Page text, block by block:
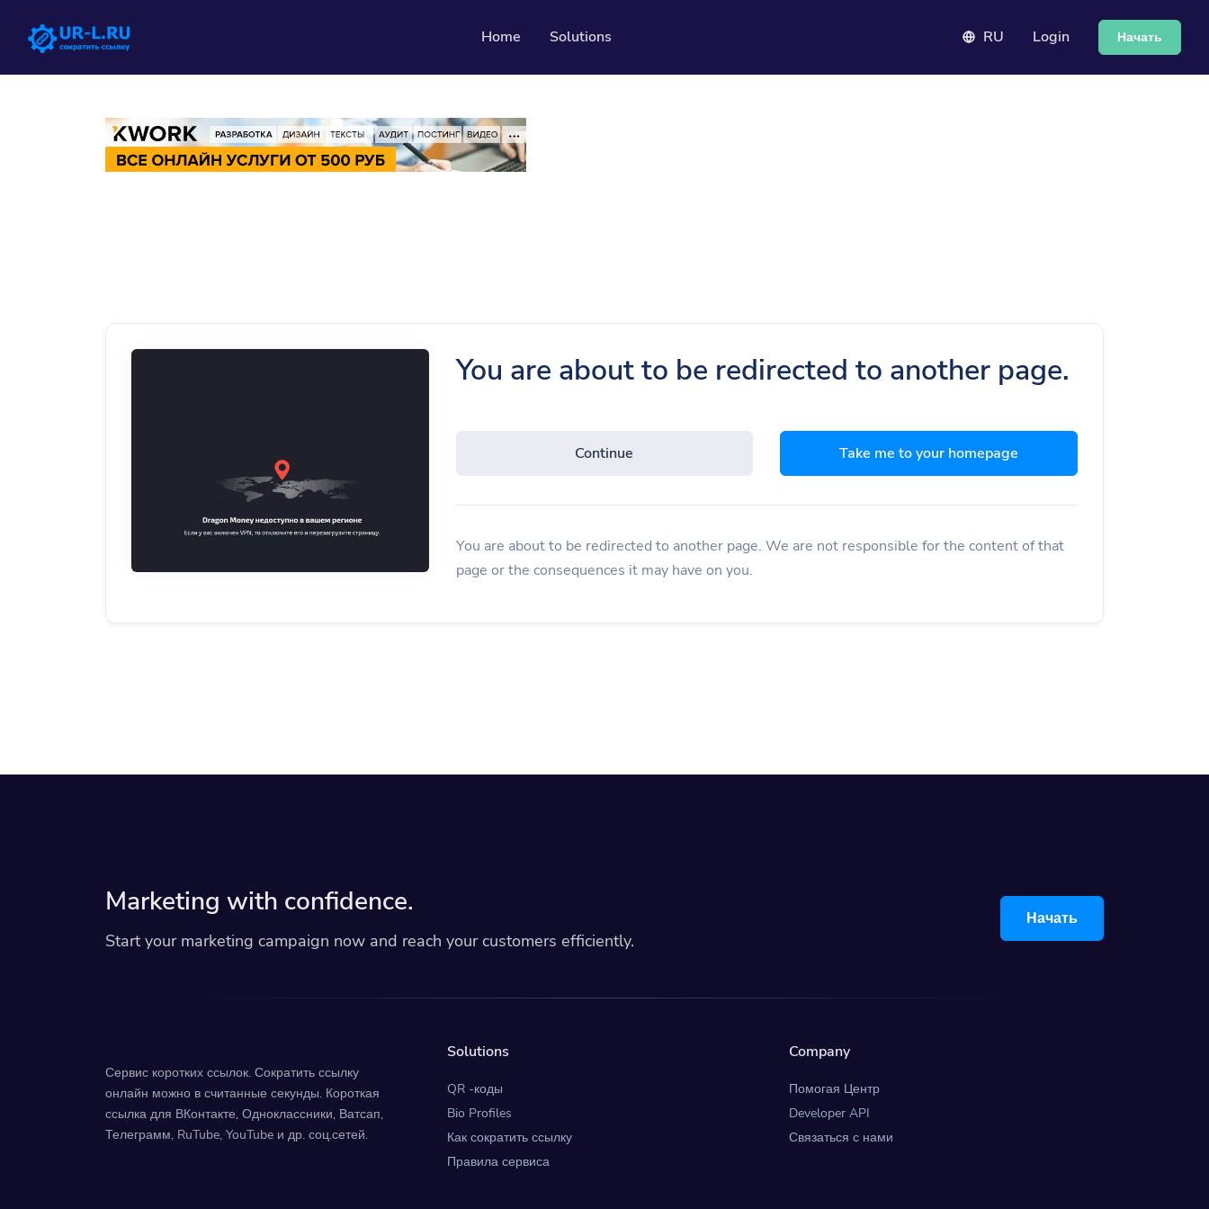
Home Solutions
QR -коды
Customizable & trackable QR codes
RU Login Начать
You are about to be redirected to another page.
Continue Take me to your homepage
You are about to be redirected to another page. We are not responsible for the content of that
page or the consequences it may have on you.
Marketing with confidence.
Start your marketing campaign now and reach your customers efficiently.
Начать
Сервис коротких ссылок. Сократить ссылку
онлайн можно в считанные секунды. Короткая
ссылка для ВКонтакте, Одноклассники, Ватсап,
Телеграмм, RuTube, YouTube и др. соц.сетей.
Solutions
QR -коды
Bio Profiles
Как сократить ссылку
Правила сервиса
Company
Помогая Центр
Developer API
Связаться с нами